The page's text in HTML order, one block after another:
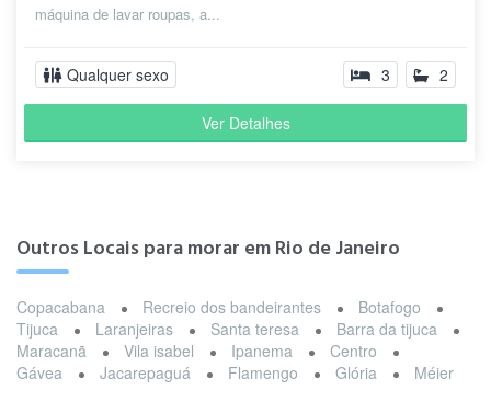
máquina de lavar roupas, a...
Qualquer sexo 3 2
Ver Detalhes
Outros Locais para morar em Rio de Janeiro
Copacabana Recreio dos bandeirantes
Botafogo
Tijuca
Laranjeiras Santa teresa
Barra da tijuca
Maracanã
Vila isabel Ipanema
Centro
Gávea
Jacarepaguá Flamengo Glória Méier